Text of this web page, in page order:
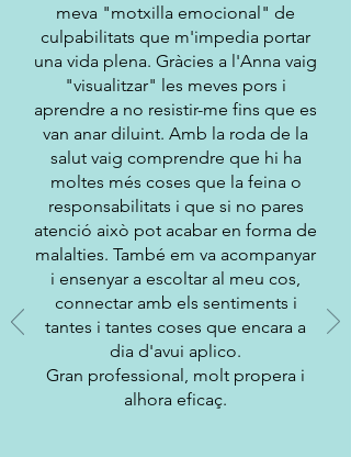
meva "motxilla emocional" de
culpabilitats que m'impedia portar
una vida plena. Gràcies a l'Anna vaig
"visualitzar" les meves pors i
aprendre a no resistir-me fins que es
van anar diluint. Amb la roda de la
salut vaig comprendre que hi ha
moltes més coses que la feina o
responsabilitats i que si no pares
atenció això pot acabar en forma de
malalties. També em va acompanyar
i ensenyar a escoltar al meu cos,
connectar amb els sentiments i
tantes i tantes coses que encara a
dia d'avui aplico.
Gran professional, molt propera i
alhora eficaç.